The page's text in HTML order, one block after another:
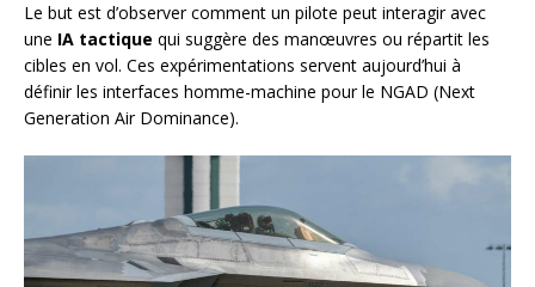
Le but est d’observer comment un pilote peut interagir avec
une IA tactique qui suggère des manœuvres ou répartit les
cibles en vol. Ces expérimentations servent aujourd’hui à
définir les interfaces homme-machine pour le NGAD (Next
Generation Air Dominance).